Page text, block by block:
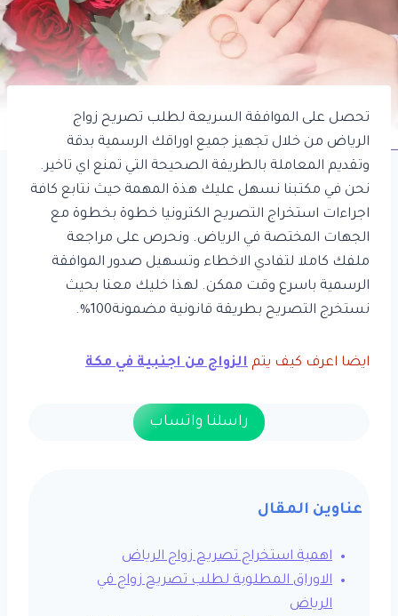
تحصل على الموافقة السريعة لطلب تصريح زواج
الرياض من خلال تجهيز جميع اوراقك الرسمية بدقة
وتقديم المعاملة بالطريقة الصحيحة التي تمنع اي تاخير.
نحن في مكتبنا نسهل عليك هذة المهمة حيث نتابع كافة
اجراءات استخراج التصريح الكترونيا خطوة بخطوة مع
الجهات المختصة في الرياض. ونحرص على مراجعة
ملفك كاملا لتفادي الاخطاء وتسهيل صدور الموافقة
الرسمية باسرع وقت ممكن. لهذا خليك معنا بحيث
نستخرج التصريح بطريقة قانونية مضمونة100%.
ايضا اعرف كيف يتم الزواج من اجنبية في مكة
راسلنا واتساب
عناوين المقال
اهمية استخراج تصريح زواج الرياض
الاوراق المطلوبة لطلب تصريح زواج في
الرياض